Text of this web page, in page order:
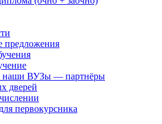
предложения
наши ВУЗы — партнёры
дверей
первокурсника